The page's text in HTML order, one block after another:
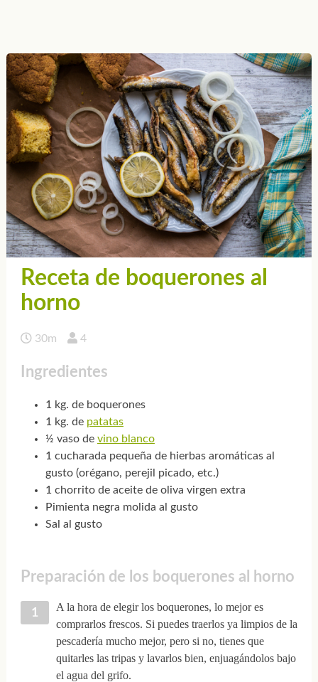
Receta de boquerones al
horno
30m 4
Ingredientes
1 kg. de boquerones
1 kg. de patatas
½ vaso de vino blanco
1 cucharada pequeña de hierbas aromáticas al
gusto (orégano, perejil picado, etc.)
1 chorrito de aceite de oliva virgen extra
Pimienta negra molida al gusto
Sal al gusto
Preparación de los boquerones al horno
A la hora de elegir los boquerones, lo mejor es
comprarlos frescos. Si puedes traerlos ya limpios de la
pescadería mucho mejor, pero si no, tienes que
quitarles las tripas y lavarlos bien, enjuagándolos bajo
el agua del grifo.